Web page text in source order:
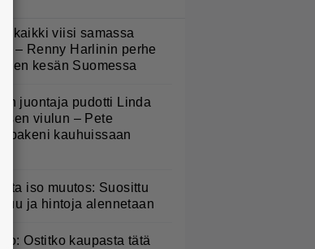
kaikki viisi samassa
– Renny Harlinin perhe
kesän Suomessa
juontaja pudotti Linda
viulun – Pete
pakeni kauhuissaan
iso muutos: Suosittu
ja hintoja alennetaan
Ostitko kaupasta tätä